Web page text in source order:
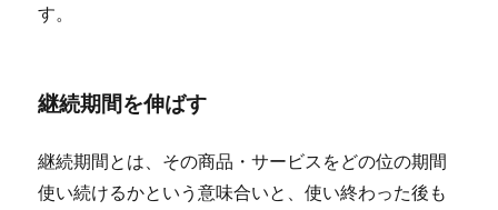
す。
継続期間を伸ばす
継続期間とは、その商品・サービスをどの位の期間
使い続けるかという意味合いと、使い終わった後も